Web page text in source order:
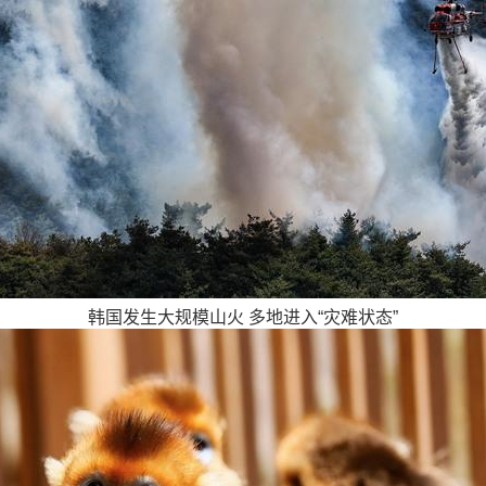
韩国发生大规模山火 多地进入“灾难状态”